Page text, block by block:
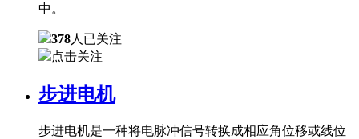
中。
378人已关注
点击关注
步进电机
步进电机是一种将电脉冲信号转换成相应角位移或线位